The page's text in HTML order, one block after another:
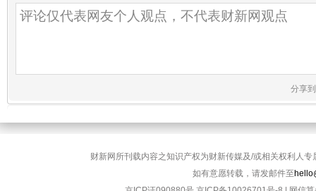
分享
财新网所刊载内容之知识产权为财新传媒及/或相关权利人
如有意愿转载，请发邮件至